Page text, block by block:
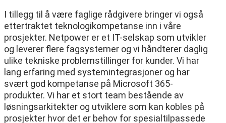
I tillegg til å være faglige rådgivere bringer vi også
ettertraktet teknologikompetanse inn i våre
prosjekter. Netpower er et IT-selskap som utvikler
og leverer flere fagsystemer og vi håndterer daglig
ulike tekniske problemstillinger for kunder. Vi har
lang erfaring med systemintegrasjoner og har
svært god kompetanse på Microsoft 365-
produkter. Vi har et stort team bestående av
løsningsarkitekter og utviklere som kan kobles på
prosjekter hvor det er behov for spesialtilpassede